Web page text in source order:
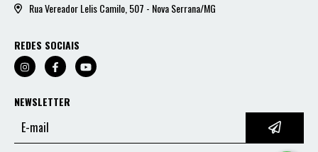
Rua Vereador Lelis Camilo, 507 - Nova Serrana/MG
REDES SOCIAIS
NEWSLETTER